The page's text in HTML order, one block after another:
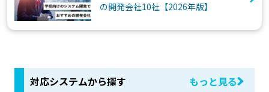
の開発会社10社【2026年版】
対応システムから探す もっと見る